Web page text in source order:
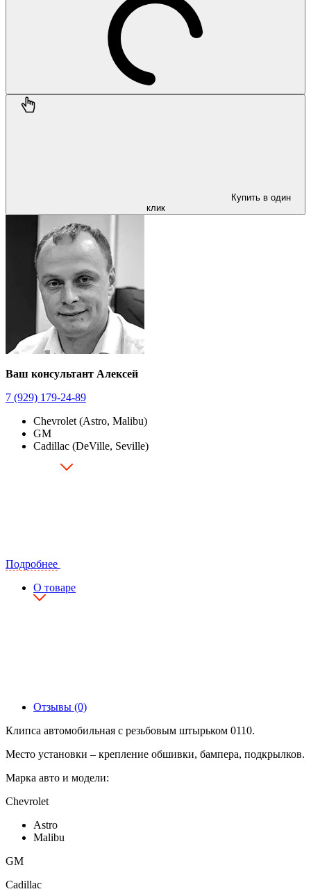
Купить в один
клик
Ваш консультант Алексей
7 (929) 179-24-89
Chevrolet (Astro, Malibu)
GM
Cadillac (DeVille, Seville)
Подробнее
О товаре
Отзывы (0)
Клипса автомобильная с резьбовым штырьком 0110.
Место установки – крепление обшивки, бампера, подкрылков.
Марка авто и модели:
Chevrolet
Astro
Malibu
GM
Cadillac